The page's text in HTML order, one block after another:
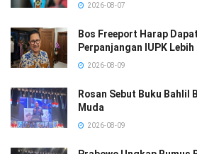
2026-08-07
Bos Freeport Harap
Perpanjangan IUPK Lebih
2026-08-09
Rosan Sebut Buku
Muda
2026-08-09